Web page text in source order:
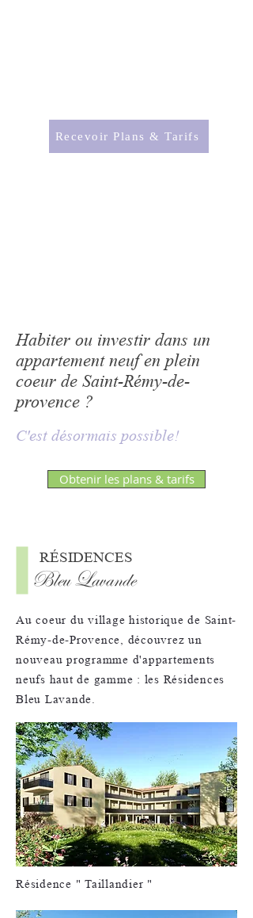
Recevoir Plans & Tarifs
Habiter ou investir dans un
appartement neuf en plein
coeur de Saint-Rémy-de-
provence ?
C'est désormais possible!
Obtenir les plans & tarifs
RÉSIDENCES
Bleu Lavande
Au coeur du village historique de Saint-
Rémy-de-Provence, découvrez un
nouveau programme d'appartements
neufs haut de gamme : les Résidences
Bleu Lavande.
Résidence " Taillandier "